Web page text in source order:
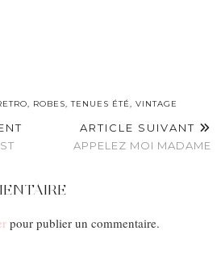
, ROBES,TENUES ÉTÉ, VINTAGE
ARTICLE SUIVANT
APPELEZ MOI MADAME
pour publier un commentaire.